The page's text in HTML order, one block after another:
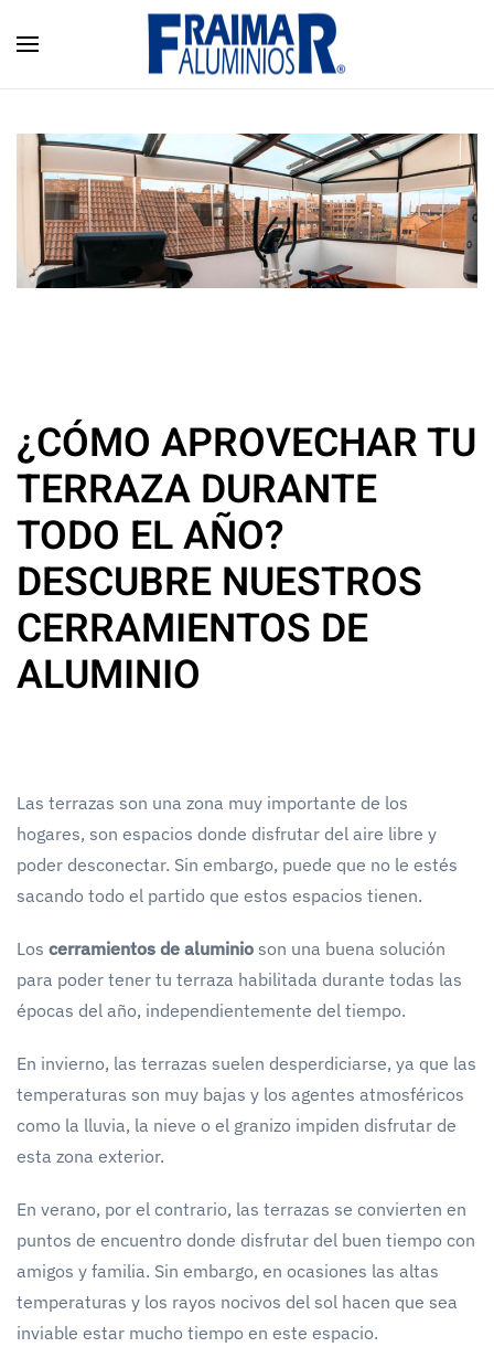
Skip to main content
¿CÓMO APROVECHAR TU
TERRAZA DURANTE
TODO EL AÑO?
DESCUBRE NUESTROS
CERRAMIENTOS DE
ALUMINIO
Las terrazas son una zona muy importante de los
hogares, son espacios donde disfrutar del aire libre y
poder desconectar. Sin embargo, puede que no le estés
sacando todo el partido que estos espacios tienen.
Los cerramientos de aluminio son una buena solución
para poder tener tu terraza habilitada durante todas las
épocas del año, independientemente del tiempo.
En invierno, las terrazas suelen desperdiciarse, ya que las
temperaturas son muy bajas y los agentes atmosféricos
como la lluvia, la nieve o el granizo impiden disfrutar de
esta zona exterior.
En verano, por el contrario, las terrazas se convierten en
puntos de encuentro donde disfrutar del buen tiempo con
amigos y familia. Sin embargo, en ocasiones las altas
temperaturas y los rayos nocivos del sol hacen que sea
inviable estar mucho tiempo en este espacio.